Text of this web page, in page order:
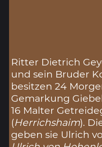
Ritter Dietrich
und sein Bruder
besitzen 24
Gemarkung
16 Malter
(Herrichshaim).
geben sie Ulrich